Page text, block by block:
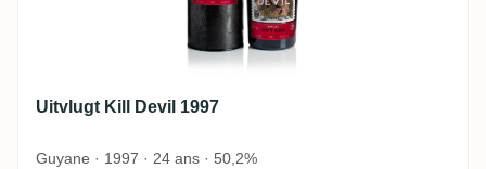
Uitvlugt Kill Devil 1997
Guyane · 1997 · 24 ans · 50,2%